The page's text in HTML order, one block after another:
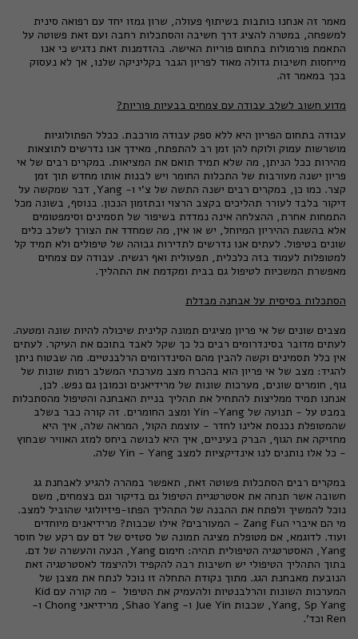
מאמר זה אנחנו כותבות בשיתוף פעולה, שרון גמזו יחד עם רפואה סינית
למשפחה, במטרה להציג דרך חשיבה והסתכלות רחבה ועם זאת פשוטה על
התאמת פורמולות בתחום פוריות האישה. בהזדמנות זאת נדגיש כי אנו
מייחסות חשיבות גדולה מאוד לפריון הגבר בקליניקה שלנו, אך לא נעסוק
בכך במאמר זה.
מדוע חשוב לשלב עבודה עם צמחים בבעיות פוריות?
עבודה בתחום הפריון היא ללא ספק עבודה מורכבת. ככלל הפתולוגיות
מושרשות עמוק ולוקח להן זמן רב להתפתח, מאידך אנו נדרשים לתוצאות
מהירות ככל הניתן, מה שלא תמיד תואם את המציאות. במקרים רבים של אי
פריון ישנה מעורבות של התכלות החומר ויש לבנות אותו מחדש תוך זמן
קצר. כמו כן, במקרים רבים ישנה התשה של צ'י ו- Yang, דבר שמקשה על
דיקור בלבד לעורר תהליכים בקצב הרצוי ובתזמון הנכון. בנוסף, בשונה מכל
התמחות אחרת, ההצלחה אינה נמדדת בשיפור של תסמינים וסימפטומים
אלא בהשגת ההיריון המיוחל, יש או אין, מה שמחדד את הצורך לשלב כלים
שונים בטיפול. לעתים אנו נדרשים לתדירות גבוהה של טיפולים ולא תמיד קל
למטופלות לעמוד בזה כלכלית, תפעולית ואף רגשית. עבודה עם צמחים
מאפשרת המשכיות לטיפול גם בבית ומקדמת את התהליך.
הסתכלות בסיסית על אבחנה מבדלת
מצבים שונים של אי פריון מציגים תמונה קלינית שיכולה להיות שונה ומטעה.
לעתים מדובר בסינדרומים רבים כל כך שקל לאבד בתוכם את העיקר. לעתים
אין כלל תסמינים וקשה להבין מהם הסינדרומים הרלבנטיים. מה שבטוח ניתן
להגיד: מצב של אי פריון הוא בהכרח מצב מערכתי המשלב רמות שונות של
גוף, חומרים שונים, מערכות שונות של מרידיאנים וכמובן גם נפש. לכן,
אנחנו תמיד ממליצות להתחיל את תהליך בניית האבחנה והטיפול מהסתכלות
במבט על - תנועה של Yin -Yang ומצב החומרים
. זה קורה כבר בשלב
שהמטופלת נכנסת אלינו לחדר - עוצמת הקול, המראה שלה, איך היא
מחזיקה את הגוף, הברק בעיניים, איך היא לבושה ביחס למזג האוויר שבחוץ
- כל אלו נותנים לנו אינדיקציות למצב Yin - Yang שלה.
במקרים רבים הסתכלות פשוטה זאת, תאפשר במהרה להגיע לאבחנת גג
חשובה אשר תנחה את אסטרטגיית הטיפול גם בדיקור וגם בצמחים, משם
נוכל להמשיך ולפתח את ההבנה של התהליך הפתו-פיזיולוגי שהוביל למצב.
מי הם איברי הZang Fu - המעורבים? אילו שכבות? מרידיאנים מיוחדים
ועוד. לדוגמא, אם מטופלת מציגה תמונה של סטזיס של דם עם רקע של חוסר
Yang, האסטרטגיה הטיפולית תהיה: חימום Yang, הנעה והעשרה של דם.
בתוך התהליך הטיפולי יש חשיבות רבה להקפיד ולהיצמד לאסטרטגיה זאת
הנובעת מאבחנת הגג. מתוך נקודת התחלה זו נוכל לנתח את מצבן של
המערכות השונות והרלבנטיות ולהעמיק את הטיפול - מה קורה עם Kid
Yang, Sp Yang, שכבות Jue Yin ו- Shao Yang, מרידיאני Chong ו-
Ren וכד'.